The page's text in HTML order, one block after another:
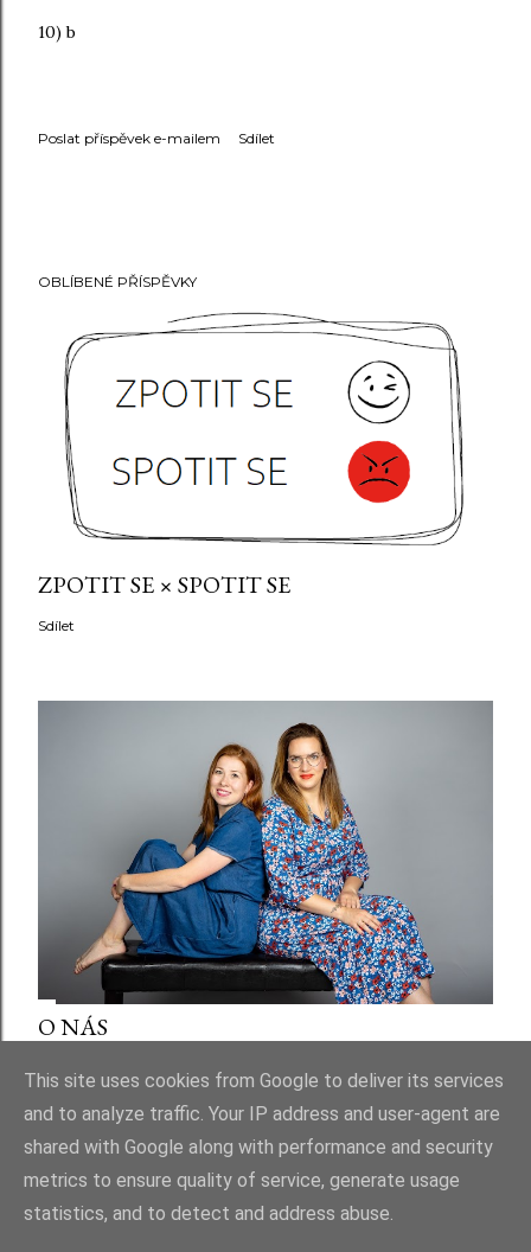
10) b
Poslat příspěvek e-mailem Sdílet
OBLÍBENÉ PŘÍSPĚVKY
ZPOTIT SE × SPOTIT SE
Sdílet
O NÁS
Používá technologii služby Blogger
This site uses cookies from Google to deliver its services
and to analyze traffic. Your IP address and user-agent are
shared with Google along with performance and security
metrics to ensure quality of service, generate usage
statistics, and to detect and address abuse.